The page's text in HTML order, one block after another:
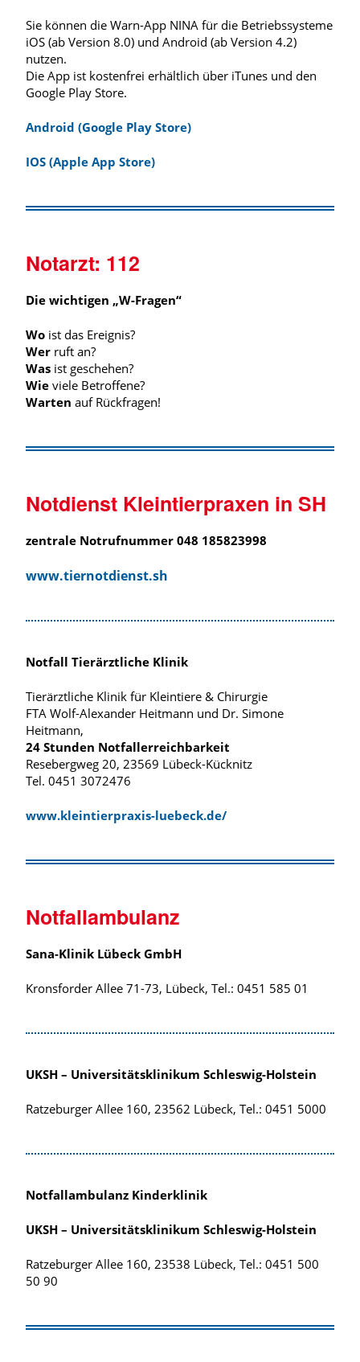
Sie können die Warn-App NINA für die Betriebssysteme
iOS (ab Version 8.0) und Android (ab Version 4.2)
nutzen.
Die App ist kostenfrei erhältlich über iTunes und den
Google Play Store.
Android (Google Play Store)
IOS (Apple App Store)
Notarzt: 112
Die wichtigen „W-Fragen“
Wo ist das Ereignis?
Wer ruft an?
Was ist geschehen?
Wie viele Betroffene?
Warten auf Rückfragen!
Notdienst Kleintierpraxen in SH
zentrale Notrufnummer 048 185823998
www.tiernotdienst.sh
Notfall Tierärztliche Klinik
Tierärztliche Klinik für Kleintiere & Chirurgie
FTA Wolf-Alexander Heitmann und Dr. Simone
Heitmann,
24 Stunden Notfallerreichbarkeit
Resebergweg 20, 23569 Lübeck-Kücknitz
Tel. 0451 3072476
www.kleintierpraxis-luebeck.de/
Notfallambulanz
Sana-Klinik Lübeck GmbH
Kronsforder Allee 71-73, Lübeck, Tel.: 0451 585 01
UKSH – Universitätsklinikum Schleswig-Holstein
Ratzeburger Allee 160, 23562 Lübeck, Tel.: 0451 5000
Notfallambulanz Kinderklinik
UKSH – Universitätsklinikum Schleswig-Holstein
Ratzeburger Allee 160, 23538 Lübeck, Tel.: 0451 500
50 90